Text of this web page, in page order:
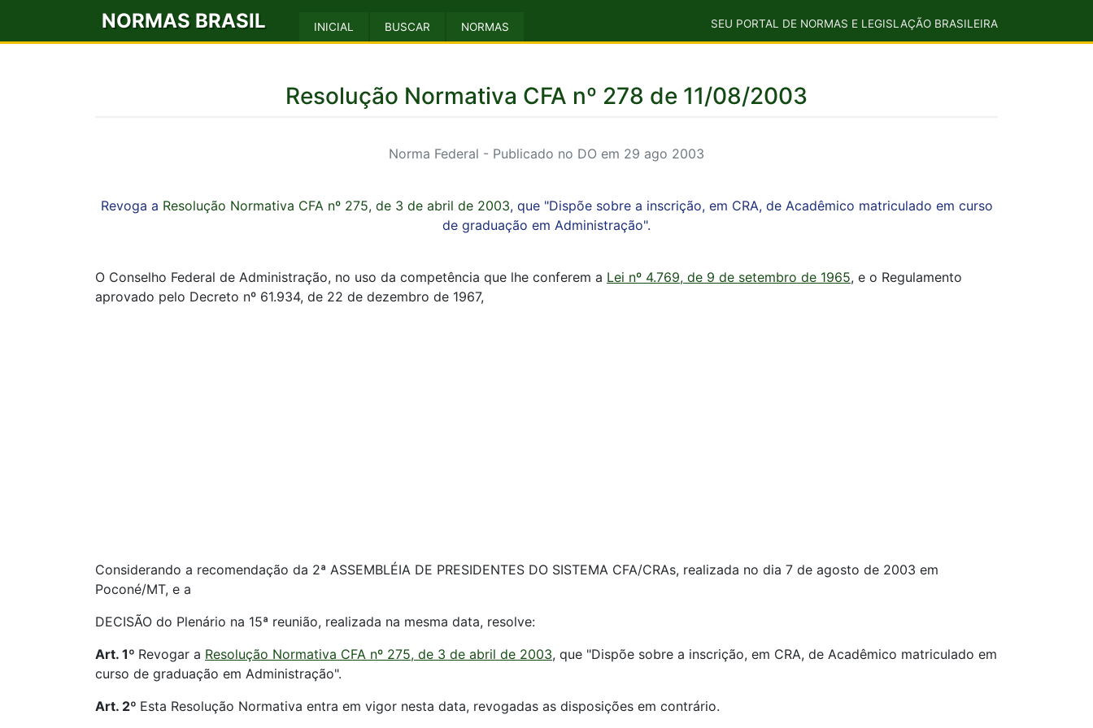
NORMAS BRASIL INICIAL BUSCAR NORMAS SEU PORTAL DE NORMAS E LEGISLAÇÃO BRASILEIRA
Resolução Normativa CFA nº 278 de 11/08/2003
Norma Federal - Publicado no DO em 29 ago 2003
Revoga a Resolução Normativa CFA nº 275, de 3 de abril de 2003, que "Dispõe sobre a inscrição, em CRA, de Acadêmico matriculado em curso
de graduação em Administração".
O Conselho Federal de Administração, no uso da competência que lhe conferem a Lei nº 4.769, de 9 de setembro de 1965, e o Regulamento
aprovado pelo Decreto nº 61.934, de 22 de dezembro de 1967,
Considerando a recomendação da 2ª ASSEMBLÉIA DE PRESIDENTES DO SISTEMA CFA/CRAs, realizada no dia 7 de agosto de 2003 em
Poconé/MT, e a
DECISÃO do Plenário na 15ª reunião, realizada na mesma data, resolve:
Art. 1º Revogar a Resolução Normativa CFA nº 275, de 3 de abril de 2003, que "Dispõe sobre a inscrição, em CRA, de Acadêmico matriculado em
curso de graduação em Administração".
Art. 2º Esta Resolução Normativa entra em vigor nesta data, revogadas as disposições em contrário.